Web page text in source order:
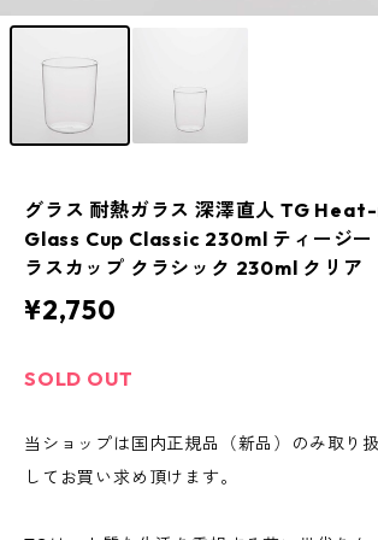
グラス 耐熱ガラス 深澤直人 TG
Glass Cup Classic 230ml ティージー
ラスカップ クラシック 230ml クリア
¥2,750
SOLD OUT
当ショップは国内正規品（新品）のみ取り
してお買い求め頂けます。